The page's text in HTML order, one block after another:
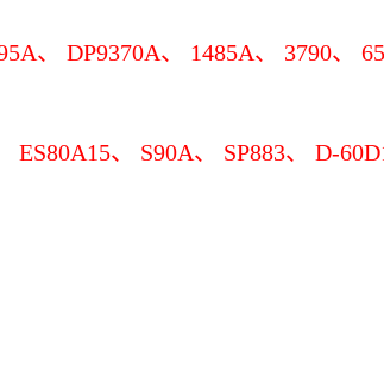
、 DP9370A、 1485A、 3790、
、 S90A、 SP883、 D-